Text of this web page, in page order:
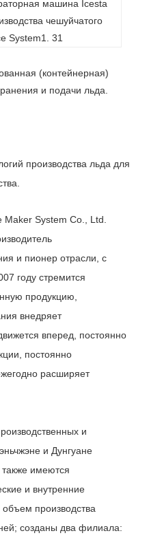
(контейнерная)
и подачи льда.
производства льда для
System Co., Ltd.
и пионер отрасли, с
году стремится
продукцию,
внедряет
вперед, постоянно
постоянно
расширяет
и
и Дунгуане
имеются
и внутренние
производства
созданы два филиала: